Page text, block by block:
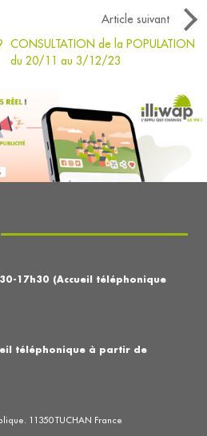
Article suivant
CONSULTATION de la POPULATION
du 20/11 au 3/12/23
11350 TUCHAN France
17h30 (Accueil téléphonique
téléphonique à partir de